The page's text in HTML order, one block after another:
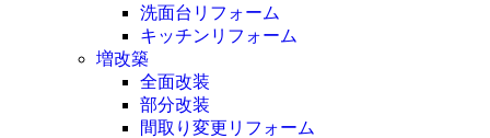
洗面台リフォーム
キッチンリフォーム
増改築
全面改装
部分改装
間取り変更リフォーム